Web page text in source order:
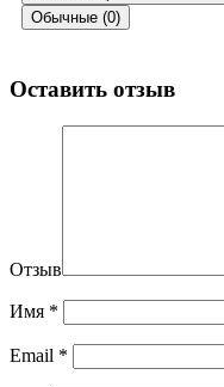
Обычные (0)
Оставить отзыв
Отзыв
Имя *
Email *